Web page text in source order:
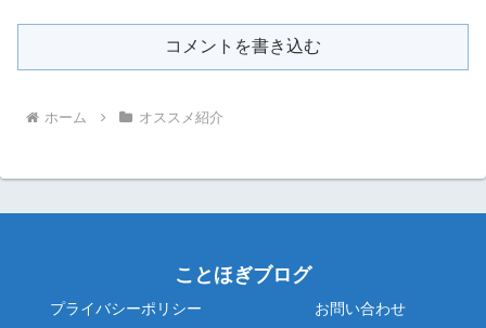
コメントを書き込む
ホーム オススメ紹介
ことほぎブログ
プライバシーポリシー お問い合わせ